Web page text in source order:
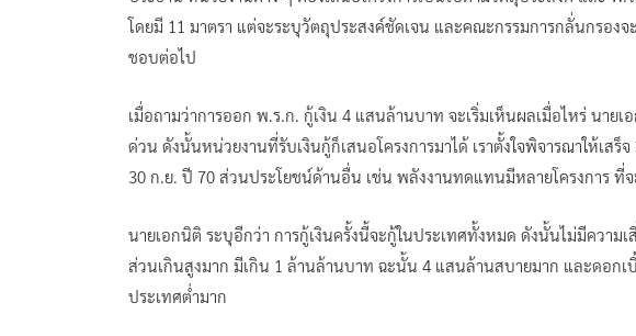
โดยมี 11 มาตรา แต่จะระบุวัตถุประสงค์ชัดเจน และคณะกรรมการกลั่นกรองจ
ชอบต่อไป
เมื่อถามว่าการออก พ.ร.ก. กู้เงิน 4 แสนล้านบาท จะเริ่มเห็นผลเมื่อไหร่ นายเ
ด่วน ดังนั้นหน่วยงานที่รับเงินกู้ก็เสนอโครงการมาได้ เราตั้งใจพิจารณาให้เสร็
30 ก.ย. ปี 70 ส่วนประโยชน์ด้านอื่น เช่น พลังงานทดแทนมีหลายโครงการ ที่
นายเอกนิติ ระบุอีกว่า การกู้เงินครั้งนี้จะกู้ในประเทศทั้งหมด ดังนั้นไม่มีความ
ส่วนเกินสูงมาก มีเกิน 1 ล้านล้านบาท ฉะนั้น 4 แสนล้านสบายมาก และดอกเ
ประเทศต่ำมาก